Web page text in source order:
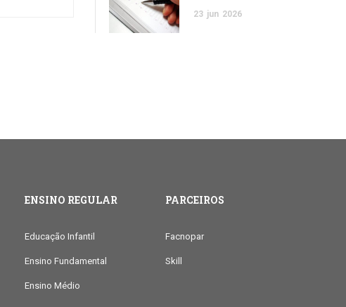
23 jun 2026
ENSINO REGULAR
Educação Infantil
Ensino Fundamental
Ensino Médio
PARCEIROS
Facnopar
Skill